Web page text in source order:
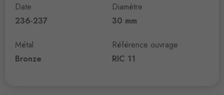
Date
236-237
Métal
Bronze
Diamètre
30 mm
Référence ouvrage
RIC 11